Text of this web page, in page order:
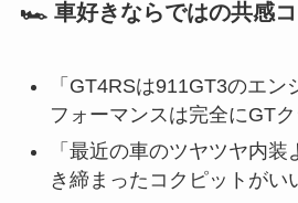
🏎 車好きならではの共感コ
「GT4RSは911GT3のエ
フォーマンスは完全にGTク
「最近の車のツヤツヤ内装
き締まったコクピットがい